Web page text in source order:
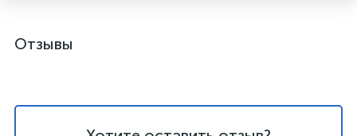
Отзывы